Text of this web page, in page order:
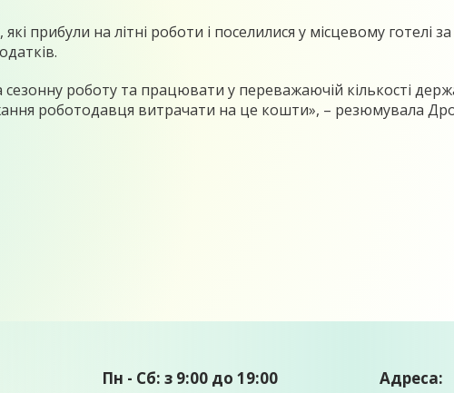
прибули на літні роботи і поселилися у місцевому готелі
роботу та працювати у переважаючій кількості
роботодавця витрачати на це кошти», – резюмувала
Пн - Сб: з 9:00 до 19:00
Адреса: